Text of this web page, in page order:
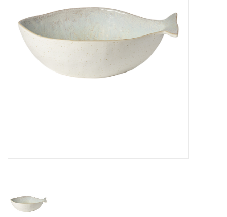
Over Simon's Tafel
Cadeaubonnen